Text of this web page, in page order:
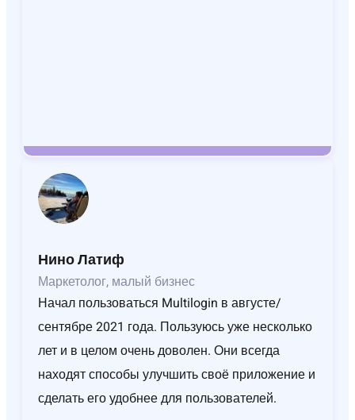
Нино Латиф
Маркетолог, малый бизнес
Начал пользоваться Multilogin в августе/
сентябре 2021 года. Пользуюсь уже несколько
лет и в целом очень доволен. Они всегда
находят способы улучшить своё приложение и
сделать его удобнее для пользователей.